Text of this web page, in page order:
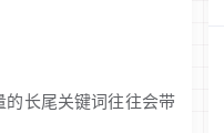
长尾关键词往往会带